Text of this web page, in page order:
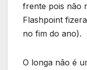
frente pois não
Flashpoint
no fim do ano).
O longa não é